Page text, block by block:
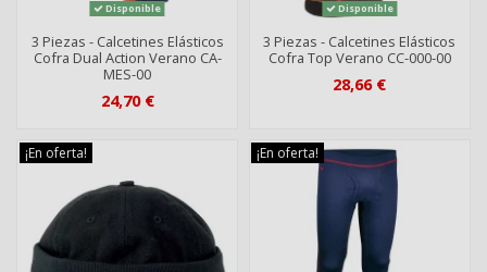
Disponible
3 Piezas - Calcetines Elásticos
Cofra Dual Action Verano CA-
MES-00
24,70 €
Disponible
3 Piezas - Calcetines Elásticos
Cofra Top Verano CC-000-00
28,66 €
¡En oferta! ¡En oferta!